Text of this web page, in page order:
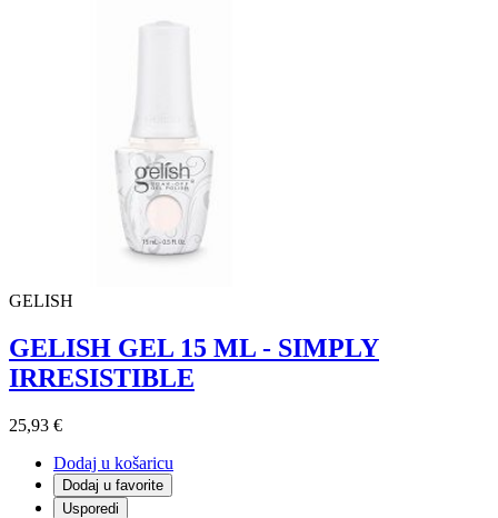
GELISH
GELISH GEL 15 ML - SIMPLY
IRRESISTIBLE
25,93 €
Dodaj u košaricu
Dodaj u favorite
Usporedi